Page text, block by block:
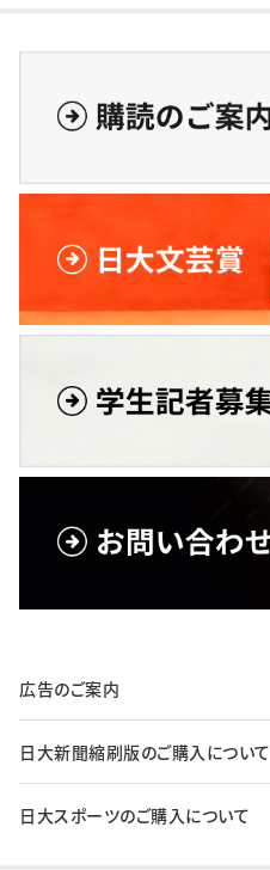
広告のご案内
日大新聞縮刷版のご購入について
日大スポーツのご購入について